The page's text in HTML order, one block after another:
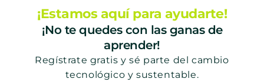
¡Estamos aquí para ayudarte!
¡No te quedes con las ganas de
aprender!
Regístrate gratis y sé parte del cambio
tecnológico y sustentable.